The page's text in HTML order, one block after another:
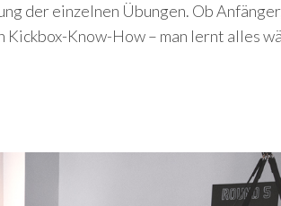
der einzelnen Übungen. Ob
Know-How – man lernt alles